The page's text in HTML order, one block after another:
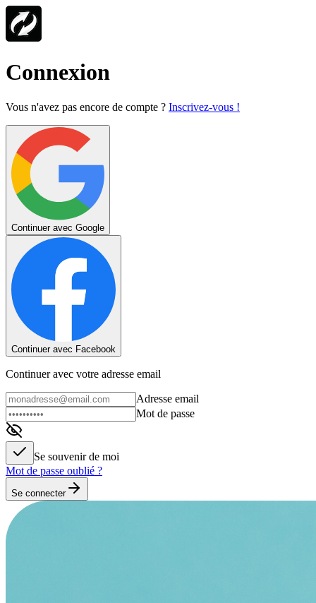
Connexion
Vous n'avez pas encore de compte ? Inscrivez-vous !
Continuer avec Google
Continuer avec Facebook
Continuer avec votre adresse email
Adresse email
Mot de passe
Se souvenir de moi
Mot de passe oublié ?
Se connecter